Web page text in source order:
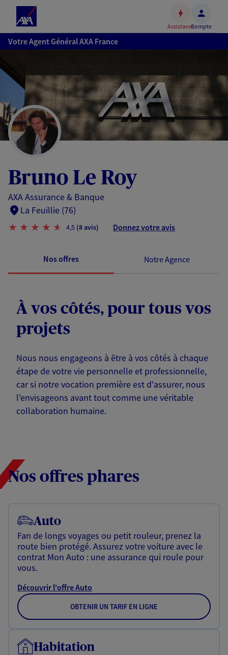
Accéder
au
Accéder
au
pied
de
page
AssistanceCompte
Votre Agent Général AXA France
Bruno Le Roy
AXA Assurance & Banque
La Feuillie (76)
4,5 (8 avis) Donnez votre avis
Nos offres Notre Agence
À vos côtés, pour tous vos
projets
Nous nous engageons à être à vos côtés à chaque
étape de votre vie personnelle et professionnelle,
car si notre vocation première est d'assurer, nous
l'envisageons avant tout comme une véritable
collaboration humaine.
Nos offres phares
Auto
Fan de longs voyages ou petit rouleur, prenez la
route bien protégé. Assurez votre voiture avec le
contrat Mon Auto : une assurance qui roule pour
vous.
Découvrir l'offre Auto
OBTENIR UN TARIF EN LIGNE
Habitation